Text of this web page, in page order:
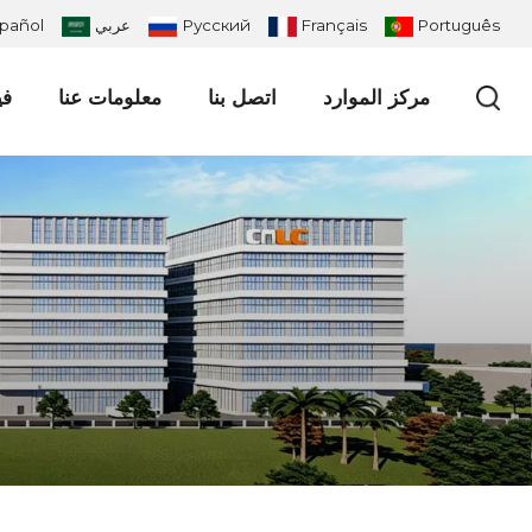
عربي Русский Français Português
معلومات عنا اتصل بنا مركز الموارد